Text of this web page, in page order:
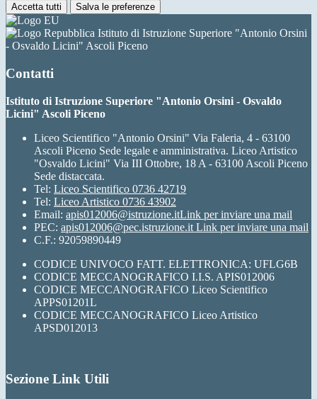
Accetta tutti Salva le preferenze
Istituto di Istruzione Superiore "Antonio Orsini
- Osvaldo Licini" Ascoli Piceno
Contatti
Istituto di Istruzione Superiore "Antonio Orsini - Osvaldo
Licini" Ascoli Piceno
Liceo Scientifico "Antonio Orsini" Via Faleria, 4 - 63100
Ascoli Piceno Sede legale e amministrativa. Liceo Artistico
"Osvaldo Licini" Via III Ottobre, 18 A - 63100 Ascoli Piceno
Sede distaccata.
Tel: Liceo Scientifico 0736 42719
Tel: Liceo Artistico 0736 43902
Email: apis012006@istruzione.itLink per inviare una mail
PEC: apis012006@pec.istruzione.it Link per inviare una mail
C.F.: 92059890449
CODICE UNIVOCO FATT. ELETTRONICA: UFLG6B
CODICE MECCANOGRAFICO I.I.S. APIS012006
CODICE MECCANOGRAFICO Liceo Scientifico
APPS01201L
CODICE MECCANOGRAFICO Liceo Artistico
APSD012013
Sezione Link Utili